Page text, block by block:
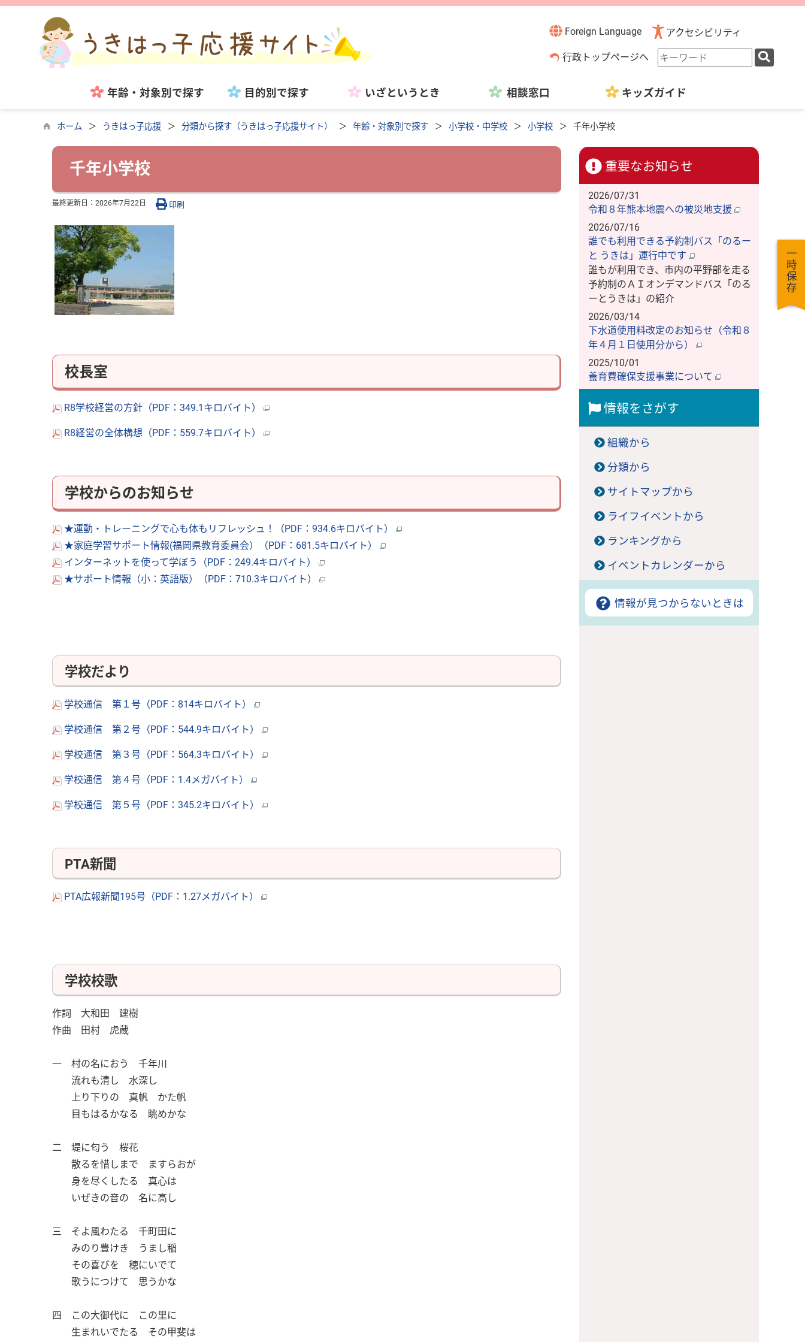
Foreign Language アクセシビリティ
行政トップページへ
検
索
ー
年齢・対象別で探す 目的別で探す いざというとき 相談窓口 キッズガイド
ホーム うきはっ子応援 分類から探す（うきはっ子応援サイト） 年齢・対象別で探す 小学校・中学校 小学校 千年小学校
千年小学校
最終更新日： 2026年7月22日 印刷
校長室
R8学校経営の方針（PDF：349.1キロバイト）
R8経営の全体構想（PDF：559.7キロバイト）
学校からのお知らせ
★運動・トレーニングで心も体もリフレッシュ！（PDF：934.6キロバイト）
★家庭学習サポート情報(福岡県教育委員会）（PDF：681.5キロバイト）
インターネットを使って学ぼう（PDF：249.4キロバイト）
★サポート情報（小：英語版）（PDF：710.3キロバイト）
学校だより
学校通信 第１号（PDF：814キロバイト）
学校通信 第２号（PDF：544.9キロバイト）
学校通信 第３号（PDF：564.3キロバイト）
学校通信 第４号（PDF：1.4メガバイト）
学校通信 第５号（PDF：345.2キロバイト）
PTA新聞
PTA広報新聞195号（PDF：1.27メガバイト）
学校校歌
作詞 大和田 建樹
作曲 田村 虎蔵
一 村の名におう 千年川
流れも清し 水深し
上り下りの 真帆 かた帆
目もはるかなる 眺めかな
二 堤に匂う 桜花
散るを惜しまで ますらおが
身を尽くしたる 真心は
いぜきの音の 名に高し
三 そよ風わたる 千町田に
みのり豊けき うまし稲
その喜びを 穂にいでて
歌うにつけて 思うかな
四 この大御代に この里に
生まれいでたる その甲斐は
重要なお知らせ
2026/07/31
令和８年熊本地震への被災地支援
2026/07/16
誰でも利用できる予約制バス「のるー
と うきは」運行中です
誰もが利用でき、市内の平野部を走る
予約制のＡＩオンデマンドバス「のる
ーとうきは」の紹介
2026/03/14
下水道使用料改定のお知らせ（令和８
年４月１日使用分から）
2025/10/01
養育費確保支援事業について
情報をさがす
組織から
分類から
サイトマップから
ライフイベントから
ランキングから
イベントカレンダーから
情報が見つからないときは
一時保存